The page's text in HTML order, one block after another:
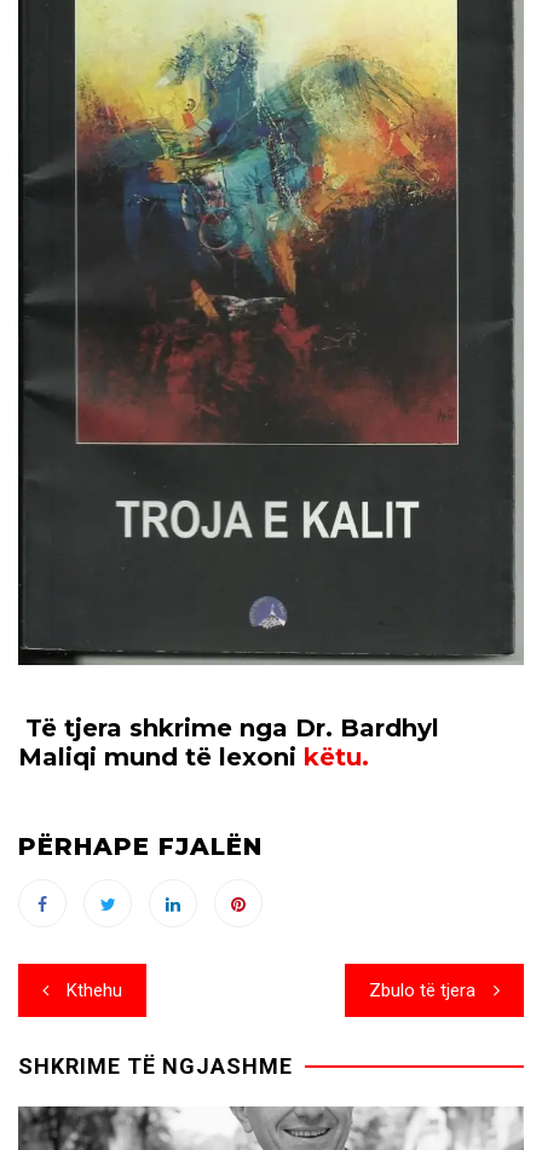
Të tjera shkrime nga Dr. Bardhyl
Maliqi mund të lexoni këtu.
PËRHAPE FJALËN
Post
navigation
Kthehu Zbulo të tjera
SHKRIME TË NGJASHME